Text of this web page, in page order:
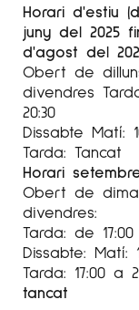
Horari d'estiu
juny del 2025
d'agost del
Obert de
divendres
20:30
Dissabte Matí:
Tarda: Tancat
Horari
Obert de
divendres:
Tarda: de
Dissabte: Matí:
Tarda: 17:00 a
tancat